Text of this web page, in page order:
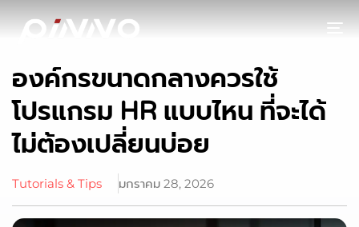
องค์กรขนาดกลางควรใช้
โปรแกรม HR แบบไหน ที่จะได้
ไม่ต้องเปลี่ยนบ่อย
Tutorials & Tips มกราคม 28, 2026